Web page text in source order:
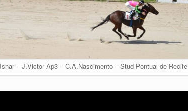
Isnar – J.Victor Ap3 – C.A.Nascimento – Stud Pontual de Recife